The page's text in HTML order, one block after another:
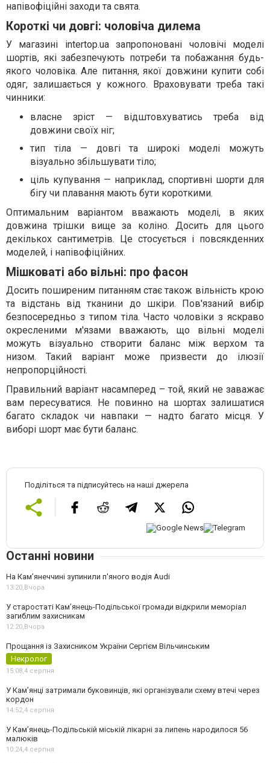
напівофіційні заходи та свята.
Короткі чи довгі: чоловіча дилема
У магазині intertop.ua запропоновані чоловічі моделі
шортів, які забезпечують потреби та побажання будь-
якого чоловіка. Але питання, якої довжини купити собі
одяг, залишається у кожного. Враховувати треба такі
чинники:
власне зріст — відштовхуватись треба від
довжини своїх ніг;
тип тіла — довгі та широкі моделі можуть
візуально збільшувати тіло;
ціль купування — наприклад, спортивні шорти для
бігу чи плавання мають бути короткими.
Оптимальним варіантом вважають моделі, в яких
довжина трішки вище за коліно. Досить для цього
декількох сантиметрів. Це стосується і повсякденних
моделей, і напівофіційних.
Мішковаті або вільні: про фасон
Досить поширеним питанням стає також вільність крою
та відстань від тканини до шкіри. Пов'язаний вибір
безпосередньо з типом тіла. Часто чоловіки з яскраво
окресленими м'язами вважають, що вільні моделі
можуть візуально створити баланс між верхом та
низом. Такий варіант може призвести до ілюзії
непропорційності.
Правильний варіант насамперед – той, який не заважає
вам пересуватися. Не повинно на шортах залишатися
багато складок чи навпаки — надто багато місця. У
виборі шорт має бути баланс.
Поділіться та підписуйтесь на наші джерела
Останні новини
На Камʼянеччині зупинили п'яного водія Audi
13:20,Вчора
У старостаті Кам’янець-Подільської громади відкрили меморіал
загиблим захисникам
12:20,Вчора
Прощання із Захисником України Сергієм Вільчинським
Некролог
15:08,4 серпня
У Кам’янці затримали буковинців, які організували схему втечі через
кордон
14:52,4 серпня
У Кам’янець-Подільській міській лікарні за липень народилося 56
малюків
10:24,4 серпня